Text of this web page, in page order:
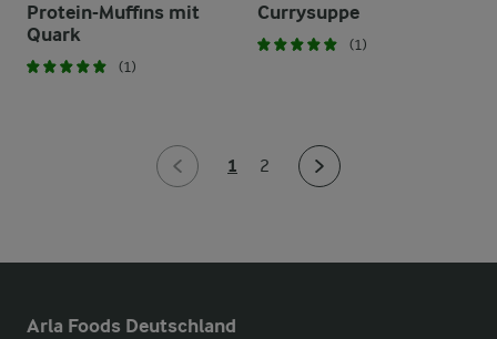
Protein-Muffins mit
Quark
(1)
Currysuppe
(1)
1 2
Arla Foods Deutschland